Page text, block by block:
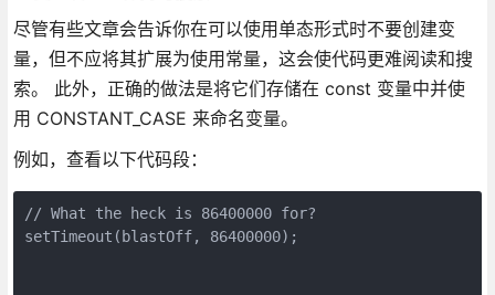
尽管有些文章会告诉你在可以使用单态形式时不要创建变
量，但不应将其扩展为使用常量，这会使代码更难阅读和搜
索。 此外，正确的做法是将它们存储在 const 变量中并使
用 CONSTANT_CASE 来命名变量。
例如，查看以下代码段：
// What the heck is 86400000 for?
setTimeout(blastOff, 86400000);